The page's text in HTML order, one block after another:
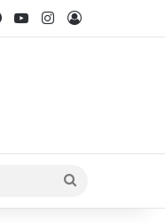
Facebook
YouTubeInstagram
yap